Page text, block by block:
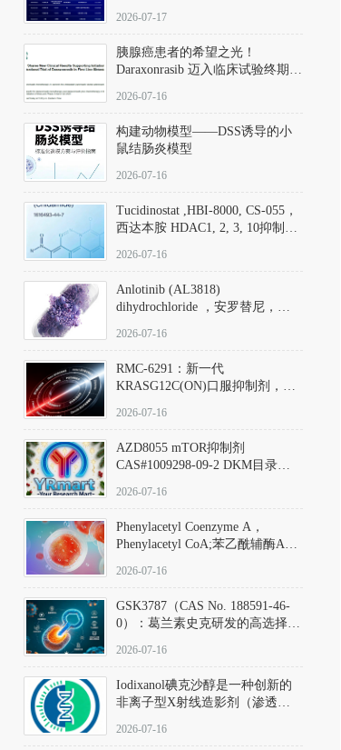
2026-07-17
胰腺癌患者的希望之光！
Daraxonrasib 迈入临床试验终期阶
2026-07-16
构建动物模型——DSS诱导的小
鼠结肠炎模型
2026-07-16
Tucidinostat ,HBI-8000, CS-055，
西达本胺 HDAC1, 2, 3, 10抑制剂
D808567) - DKM活性分子
2026-07-16
Anlotinib (AL3818)
dihydrochloride ，安罗替尼，
Hydrochloride实验方法步骤SOP
2026-07-16
RMC-6291：新一代
KRASG12C(ON)口服抑制剂，
(Elironrasib)CAS#2641998-63-0
2026-07-16
AZD8055 mTOR抑制剂
CAS#1009298-09-2 DKM目录号
激酶抑制剂的深度剖析
2026-07-16
Phenylacetyl Coenzyme A，
Phenylacetyl CoA;苯乙酰辅酶A
2026-07-16
GSK3787（CAS No. 188591-46-
0）：葛兰素史克研发的高选择
抗剂，被广泛视为研究PPARδ核
受体生理功能、信号通路验证及
靶点药理机制的金标准化学探
针。
2026-07-16
Iodixanol碘克沙醇是一种创新的
非离子型X射线造影剂（渗透压
在血管内给药时与血浆等渗的临
2026-07-16